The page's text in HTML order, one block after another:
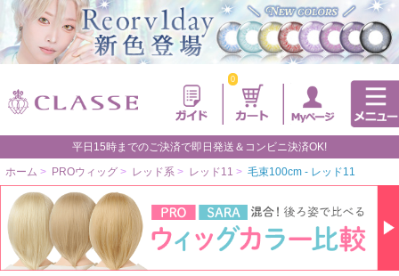
0
平日15時までのご決済で即日発送＆コンビニ決済OK!
ホーム > PROウィッグ > レッド系 > レッド11 > 毛束100cm - レッド11